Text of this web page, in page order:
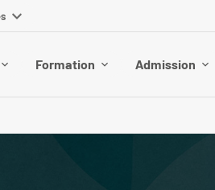
Formation Admission